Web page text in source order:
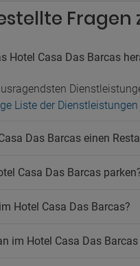
Fragen
Hotel Casa Das Barcas
Liste der
Das Barcas einen
Casa Das Barcas
Hotel Casa Das Barcas?
im Hotel Casa Das